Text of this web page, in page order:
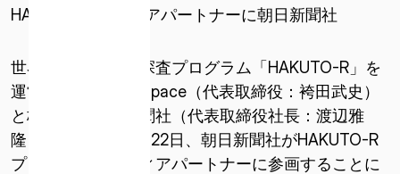
HAKUTO-R メディアパートナーに朝日新聞社
世界初の民間月面探査プログラム「HAKUTO-R」を
運営する株式会社ispace（代表取締役：袴田武史）
と株式会社朝日新聞社（代表取締役社長：渡辺雅
隆）は、2019年2月22日、朝日新聞社がHAKUTO-R
プログラムのメディアパートナーに参画することに